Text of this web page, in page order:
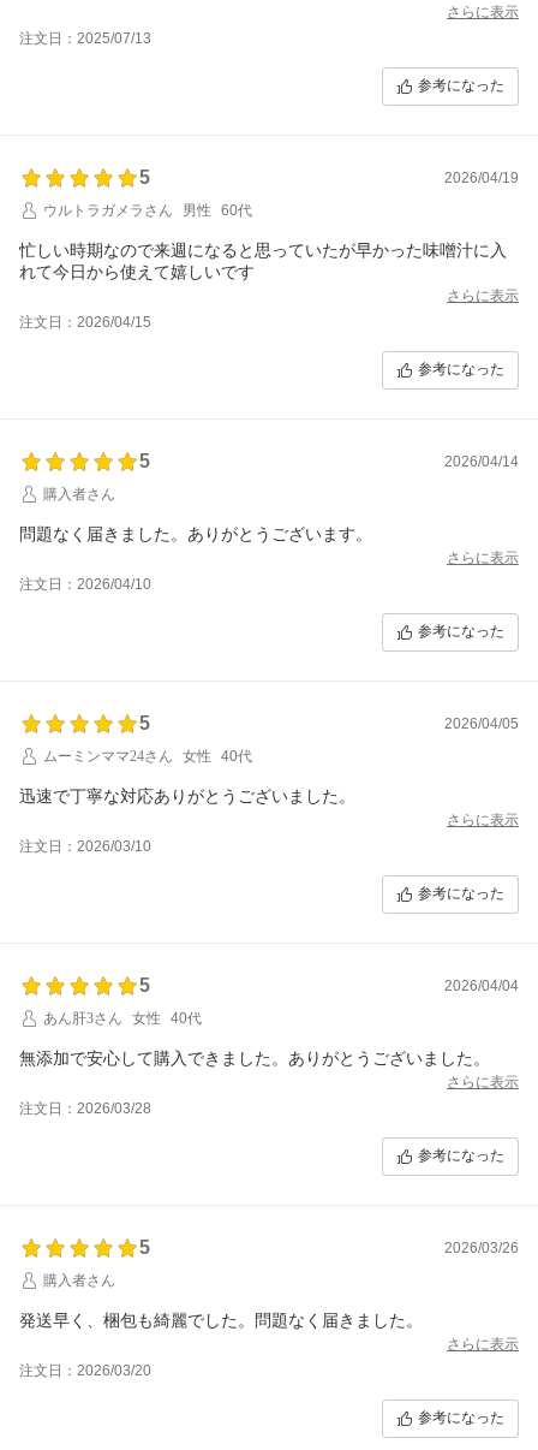
さらに表示
注文日：2025/07/13
参考になった
5
2026/04/19
ウルトラガメラさん
男性 60代
忙しい時期なので来週になると思っていたが早かった味噌汁に入
れて今日から使えて嬉しいです
さらに表示
注文日：2026/04/15
参考になった
5
2026/04/14
購入者さん
問題なく届きました。ありがとうございます。
さらに表示
注文日：2026/04/10
参考になった
5
2026/04/05
ムーミンママ24さん
女性 40代
迅速で丁寧な対応ありがとうございました。
さらに表示
注文日：2026/03/10
参考になった
5
2026/04/04
あん肝3さん
女性 40代
さらに表示
注文日：2026/03/28
参考になった
5
2026/03/26
購入者さん
発送早く、梱包も綺麗でした。問題なく届きました。
さらに表示
注文日：2026/03/20
参考になった